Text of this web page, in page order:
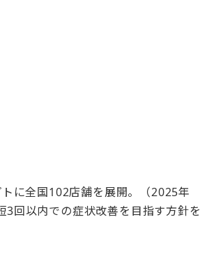
に全国102店舗を展開。（2025年
回以内での症状改善を目指す方針を